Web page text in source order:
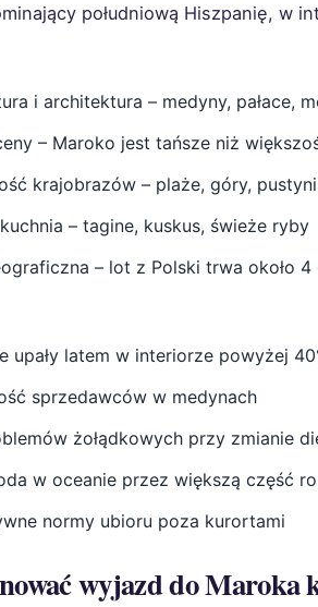
południową Hiszpanię, w
i architektura – medyny, pałace,
– Maroko jest tańsze niż
krajobrazów – plaże, góry,
– tagine, kuskus, świeże ryby
– lot z Polski trwa około
upały latem w interiorze powyżej
sprzedawców w medynach
żołądkowych przy zmianie
w oceanie przez większą część
normy ubioru poza kurortami
wyjazd do